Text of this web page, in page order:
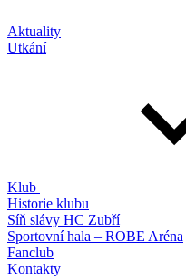
Aktuality
Utkání
Klub
Historie klubu
Síň slávy HC Zubří
Sportovní hala – ROBE Aréna
Fanclub
Kontakty